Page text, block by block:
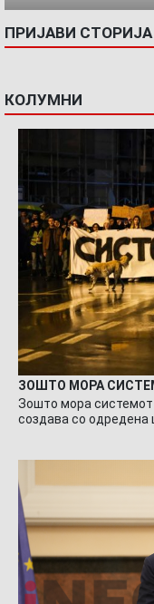
ПРИЈАВИ СТОРИЈА
КОЛУМНИ
ЗОШТО МОРА
Зошто мора системот
создава со одредена